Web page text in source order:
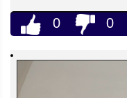
0 0